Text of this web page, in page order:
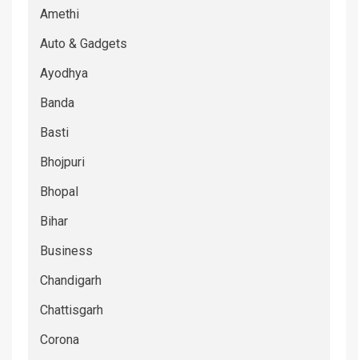
Amethi
Auto & Gadgets
Ayodhya
Banda
Basti
Bhojpuri
Bhopal
Bihar
Business
Chandigarh
Chattisgarh
Corona